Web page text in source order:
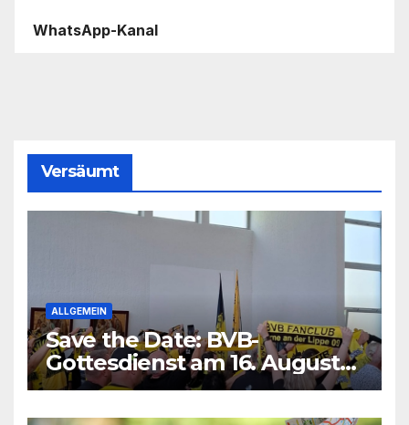
WhatsApp-Kanal
Versäumt
ALLGEMEIN
Save the Date: BVB-
Gottesdienst am 16. August
2026